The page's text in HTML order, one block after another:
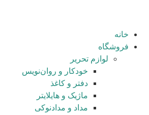
خانه
فروشگاه
لوازم تحریر
خودکار و روان‌نویس
دفتر و کاغذ
ماژیک و هایلایتر
مداد و مدادنوکی